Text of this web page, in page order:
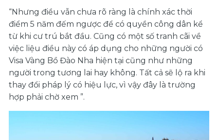
“Nhưng điều vẫn chưa rõ ràng là chính xác thời
điểm 5 năm đếm ngược để có quyền công dân kể
từ khi cư trú bắt đầu. Cũng có một số tranh cãi về
việc liệu điều này có áp dụng cho những người có
Visa Vàng Bồ Đào Nha hiện tại cũng như những
người trong tương lai hay không. Tất cả sẽ lộ ra khi
thay đổi pháp lý có hiệu lực, vì vậy đây là trường
hợp phải chờ xem ”.